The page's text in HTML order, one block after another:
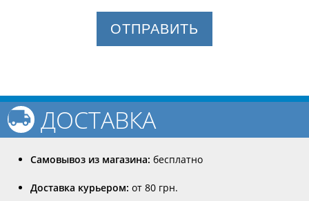
ОТПРАВИТЬ
ДОСТАВКА
Самовывоз из магазина: бесплатно
Доставка курьером: от 80 грн.